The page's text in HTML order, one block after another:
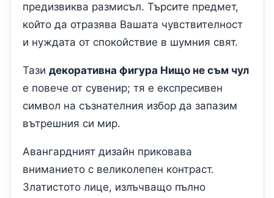
предизвиква размисъл. Търсите предмет,
който да отразява Вашата чувствителност
и нуждата от спокойствие в шумния свят.
Тази декоративна фигура Нищо не съм чул
е повече от сувенир; тя е експресивен
символ на съзнателния избор да запазим
вътрешния си мир.
Авангардният дизайн приковава
вниманието с великолепен контраст.
Златистото лице, излъчващо пълно